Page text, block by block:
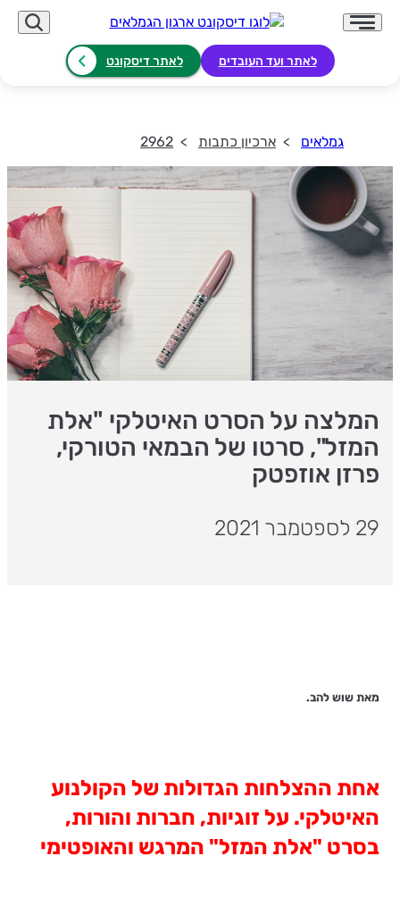
לאתר ועד העובדים לאתר דיסקונט
גמלאים ארכיון כתבות 2962
המלצה על הסרט האיטלקי "אלת
המזל", סרטו של הבמאי הטורקי,
פרזן אוזפטק
29 לספטמבר 2021
מאת שוש להב.
אחת ההצלחות הגדולות של הקולנוע
האיטלקי. על זוגיות, חברות והורות,
בסרט "אלת המזל" המרגש והאופטימי